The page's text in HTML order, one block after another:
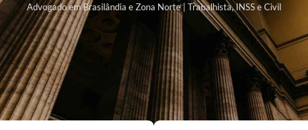
Advogado em Brasilândia e Zona Norte | Trabalhista, INSS e Civil